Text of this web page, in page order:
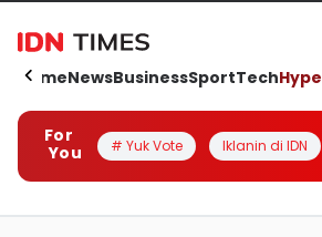
HomeNewsBusinessSportTechHype
For
You
# Yuk Vote Iklanin di IDN